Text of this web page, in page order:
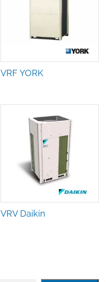
VRF YORK
VRV Daikin